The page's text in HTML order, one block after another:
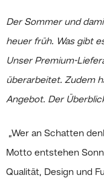
Der Sommer und
heuer früh. Was gibt
Unser Premium-
überarbeitet. Zudem
Angebot. Der
„Wer an Schatten
Motto entstehen
Qualität, Design und